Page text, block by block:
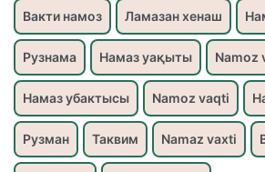
Вакти намоз Ламазан хенаш
Рузнама Намаз уақыты Namoz
Намаз убактысы Namoz vaqti
Рузман Таквим Namaz vaxti